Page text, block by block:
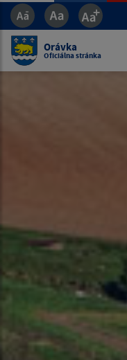
Orávka
Oficiálna stránka